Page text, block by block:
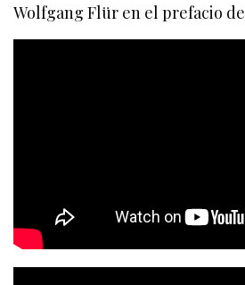
Wolfgang Flür en el prefacio de